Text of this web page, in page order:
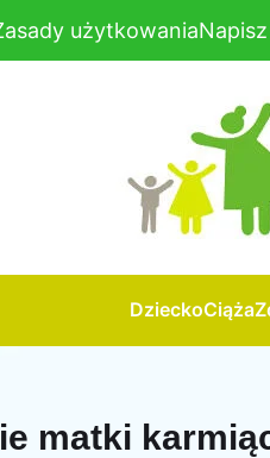
użytkowania
DzieckoCiąża
matki